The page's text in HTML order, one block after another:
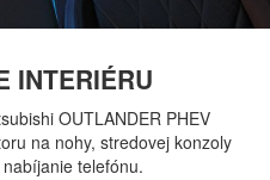
INTERIÉRU
OUTLANDER PHEV
na nohy, stredovej konzoly
telefónu.